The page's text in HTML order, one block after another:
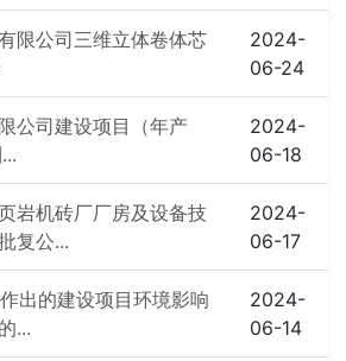
限公司三维立体卷体芯
2024-
06-24
公司建设项目（年产
2024-
06-18
岩机砖厂厂房及设备技
复公...
2024-
06-17
出的建设项目环境影响
...
2024-
06-14